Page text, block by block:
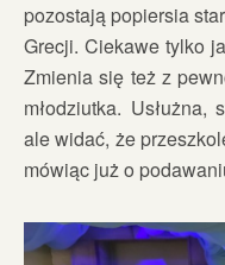
pozostają popiersia
Grecji. Ciekawe tylko
Zmienia się też z
młodziutka.
ale widać, że
mówiąc już o